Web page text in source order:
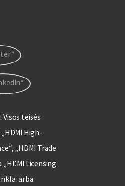
Visos teisės
High-
„HDMI Trade
Licensing
arba